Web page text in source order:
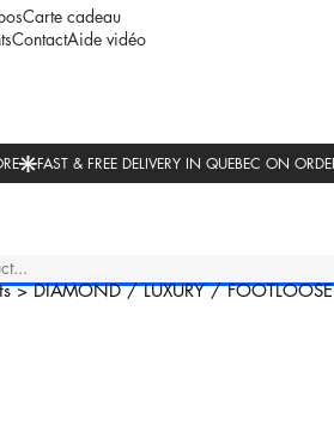
Carte cadeau
ContactAide vidéo
>DIAMOND / LUXURY / FOOTLOOSE